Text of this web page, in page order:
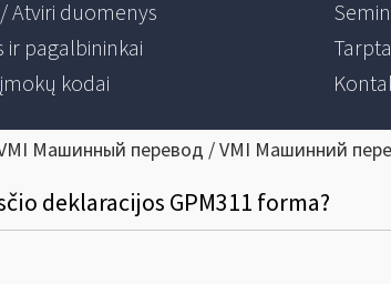
Atviri duomenys
ir pagalbininkai
kodai
Машинный перевод / VMI Машинний
deklaracijos GPM311 forma?